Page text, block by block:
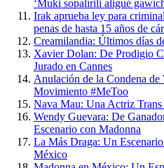
‘Muki sopalírili aligué
Irak aprueba ley para
penas de hasta 15 años de
Creamilandia: Últimos días
Xavier Dolan: De Prodigio
Jurado en Cannes
Anulación de la Condena de
Movimiento #MeToo
Nava Mau: Una Actriz
Wendy Guevara: De
Escenario con Madonna
La Más Draga: Un
México